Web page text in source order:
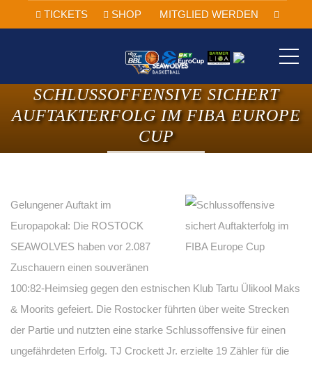
TICKETS SHOP MITGLIED WERDEN
SCHLUSSOFFENSIVE SICHERT
AUFTAKTERFOLG IM FIBA EUROPE
CUP
Gelungener Auftakt im
Europapokal: Die ROSTOCK
SEAWOLVES haben vor 2.087
Zuschauern einen souveränen
100:82-Heimsieg gegen den estnischen Klub Tartu Ülikool Maks
& Moorits gefeiert. Die Rostocker führten über weite Strecken
der Partie und nutzten eine starke Schlussoffensive für einen
ungefährdeten Erfolg. TJ Crockett Jr. erzielte 19 Zähler für die